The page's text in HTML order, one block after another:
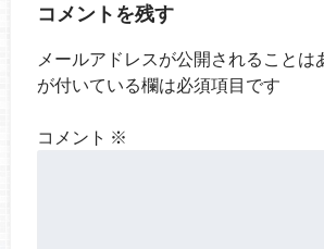
コメントを残す
メールアドレスが公開されることは
が付いている欄は必須項目です
コメント ※